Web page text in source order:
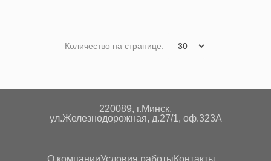
Количество на странице:
220089, г.Минск,
ул.Железнодорожная, д.27/1, оф.323А